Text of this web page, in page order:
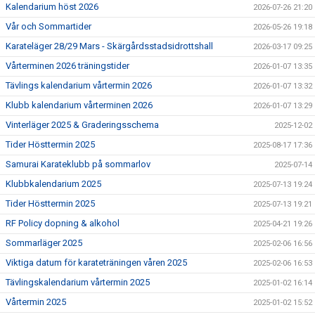
Kalendarium höst 2026 2026-07-26 21:20
Vår och Sommartider 2026-05-26 19:18
Karateläger 28/29 Mars - Skärgårdsstadsidrottshall 2026-03-17 09:25
Vårterminen 2026 träningstider 2026-01-07 13:35
Tävlings kalendarium vårtermin 2026 2026-01-07 13:32
Klubb kalendarium vårterminen 2026 2026-01-07 13:29
Vinterläger 2025 & Graderingsschema 2025-12-02
Tider Hösttermin 2025 2025-08-17 17:36
Samurai Karateklubb på sommarlov 2025-07-14
Klubbkalendarium 2025 2025-07-13 19:24
Tider Hösttermin 2025 2025-07-13 19:21
RF Policy dopning & alkohol 2025-04-21 19:26
Sommarläger 2025 2025-02-06 16:56
Viktiga datum för karateträningen våren 2025 2025-02-06 16:53
Tävlingskalendarium vårtermin 2025 2025-01-02 16:14
Vårtermin 2025 2025-01-02 15:52